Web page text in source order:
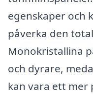
egenskaper och
påverka den
Monokristallina
och dyrare,
kan vara ett mer